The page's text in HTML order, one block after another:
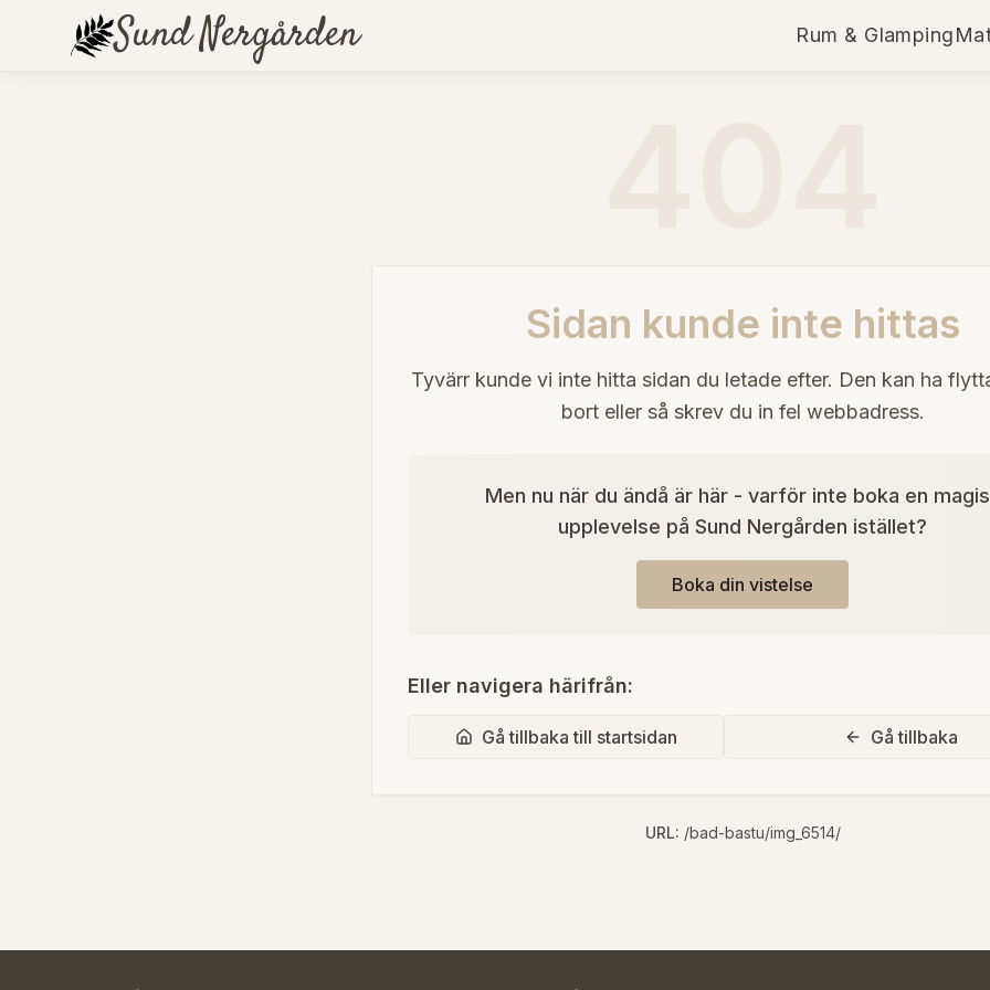
SundNergården Rum & Glamping
Sidan kunde inte hittas
Tyvärr kunde vi inte hitta sidan du letade efter. Den kan ha
bort eller så skrev du in fel webbadress.
Men nu när du ändå är här - varför inte boka en
upplevelse på Sund Nergården istället?
Boka din vistelse
Eller navigera härifrån:
Gå tillbaka till startsidan Gå tillbaka
URL: /bad-bastu/img_6514/